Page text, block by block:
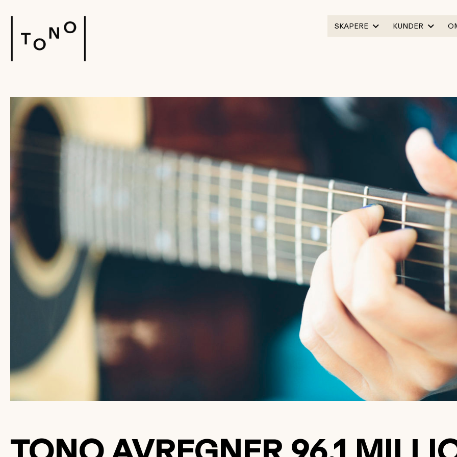
SKAPERE KUNDER